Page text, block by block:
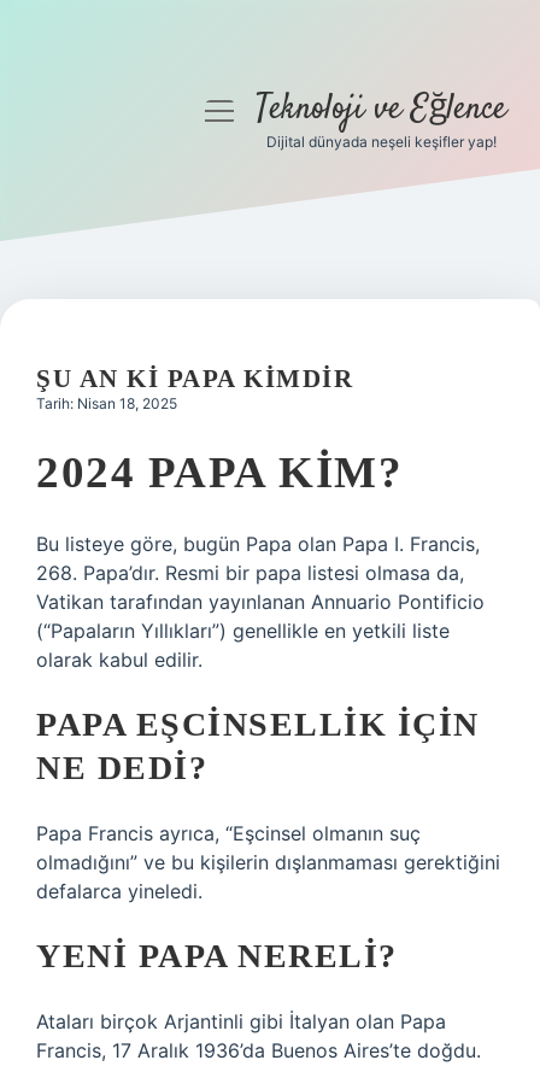
Gizlilik Politikası
Yasal Uyarı
menüyüTeknoloji ve Eğlence
Dijital dünyada neşeli keşifler yap!
ŞU AN KI PAPA KIMDIR
Tarih: Nisan 18, 2025
2024 PAPA KIM?
Bu listeye göre, bugün Papa olan Papa I. Francis,
268. Papa’dır. Resmi bir papa listesi olmasa da,
Vatikan tarafından yayınlanan Annuario Pontificio
(“Papaların Yıllıkları”) genellikle en yetkili liste
olarak kabul edilir.
PAPA EŞCINSELLIK IÇIN
NE DEDI?
Papa Francis ayrıca, “Eşcinsel olmanın suç
olmadığını” ve bu kişilerin dışlanmaması gerektiğini
defalarca yineledi.
YENI PAPA NERELI?
Ataları birçok Arjantinli gibi İtalyan olan Papa
Francis, 17 Aralık 1936’da Buenos Aires’te doğdu.